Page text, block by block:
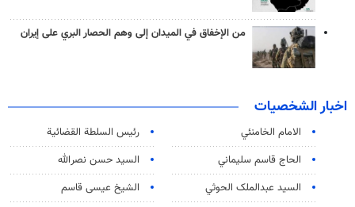
من الإخفاق في الميدان إلى وهم الحصار البري على إيران
اخبار الشخصيات
الامام الخامنئي
رئیس السلطة القضائیة
الحاج قاسم سليماني
السيد حسن نصرالله
السید عبدالملک الحوثي
الشيخ عيسى قاسم